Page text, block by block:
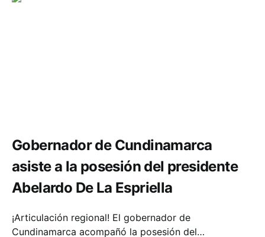
Gobernador de Cundinamarca
asiste a la posesión del presidente
Abelardo De La Espriella
¡Articulación regional! El gobernador de
Cundinamarca acompañó la posesión del…